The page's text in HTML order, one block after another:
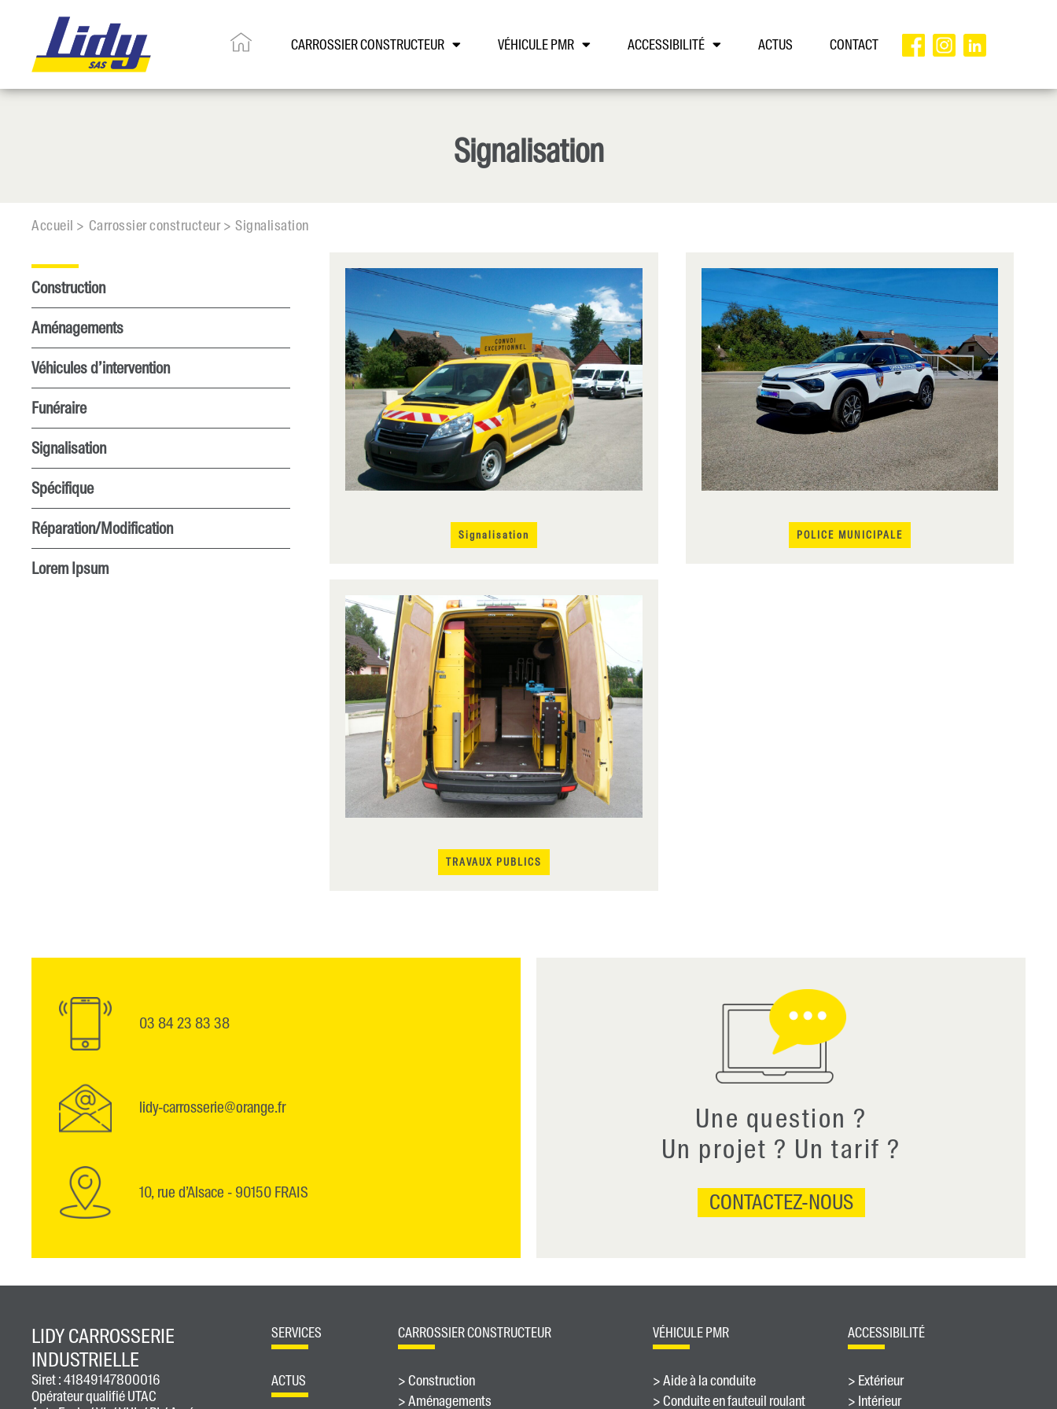
CARROSSIER CONSTRUCTEUR VÉHICULE PMR ACCESSIBILITÉ ACTUS CONTACT
Signalisation
Accueil > Carrossier constructeur > Signalisation
Construction
Aménagements
Véhicules d’intervention
Funéraire
Signalisation
Spécifique
Réparation/Modification
Lorem Ipsum
Signalisation POLICE MUNICIPALE
TRAVAUX PUBLICS
03 84 23 83 38
lidy-carrosserie@orange.fr
10, rue d’Alsace - 90150 FRAIS
Une question ?
Un projet ? Un tarif ?
CONTACTEZ-NOUS
LIDY CARROSSERIE
INDUSTRIELLE
Siret : 41849147800016
Opérateur qualifié UTAC
SERVICES
ACTUS
CARROSSIER CONSTRUCTEUR
> Construction
> Aménagements
VÉHICULE PMR
> Aide à la conduite
> Conduite en fauteuil roulant
ACCESSIBILITÉ
> Extérieur
> Intérieur